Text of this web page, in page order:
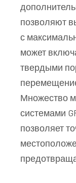
позволяют
с
может
твердыми
Множество
системами
позволяет